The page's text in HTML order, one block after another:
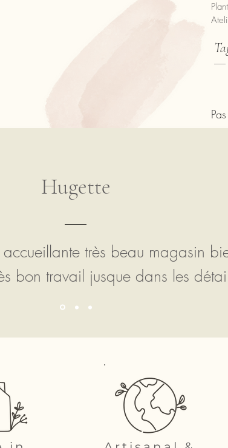
Hugette
accueillante très beau magasin
bon travail jusque dans les